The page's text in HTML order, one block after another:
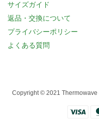
サイズガイド
返品・交換について
プライバシーポリシー
よくある質問
Copyright © 2021